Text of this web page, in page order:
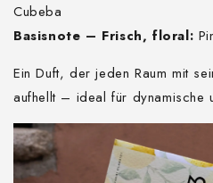
Cubeba
Basisnote – Frisch, floral:
Ein Duft, der jeden Raum mit
aufhellt – ideal für dynamische